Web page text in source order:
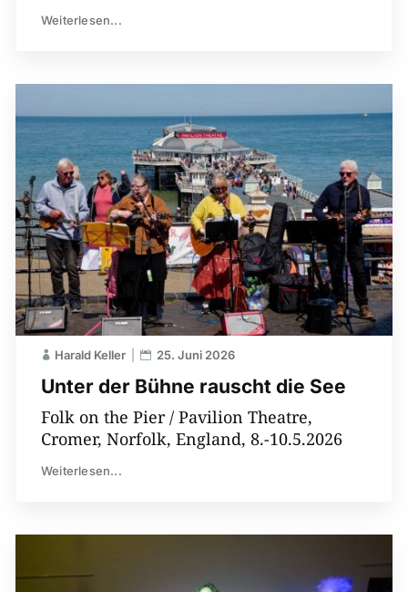
Weiterlesen...
Unter der Bühne rauscht die See
Harald Keller 25. Juni 2026
Folk on the Pier / Pavilion Theatre,
Cromer, Norfolk, England, 8.-10.5.2026
Weiterlesen...